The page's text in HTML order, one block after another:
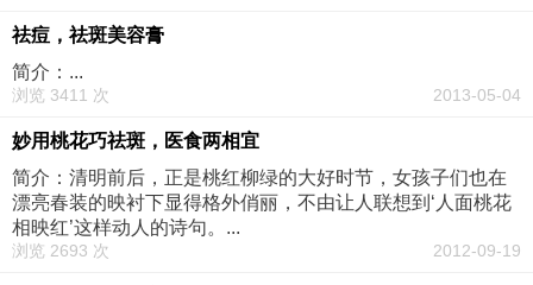
祛痘，祛斑美容膏
简介：...
浏览 3411 次 2013-05-04
妙用桃花巧祛斑，医食两相宜
简介：清明前后，正是桃红柳绿的大好时节，女孩子们也在
漂亮春装的映衬下显得格外俏丽，不由让人联想到‘人面桃花
相映红’这样动人的诗句。...
浏览 2693 次 2012-09-19